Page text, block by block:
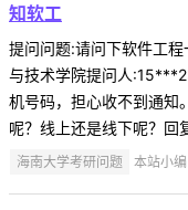
知软工
提问问题:请问下软件工
与技术学院提问人
机号码，担心收不到通知
呢？线上还是线下呢？回
海南大学考研问题 本站小